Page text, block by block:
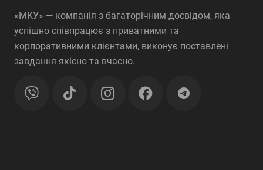
«МКУ» — компанія з багаторічним досвідом, яка
успішно співпрацює з приватними та
корпоративними клієнтами, виконує поставлені
завдання якісно та вчасно.
telegram